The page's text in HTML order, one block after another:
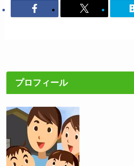
プロフィール